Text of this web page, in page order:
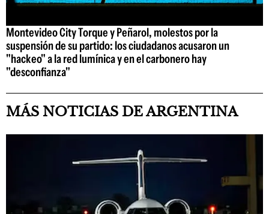
Montevideo City Torque y Peñarol, molestos por la
suspensión de su partido: los ciudadanos acusaron un
"hackeo" a la red lumínica y en el carbonero hay
"desconfianza"
MÁS NOTICIAS DE ARGENTINA